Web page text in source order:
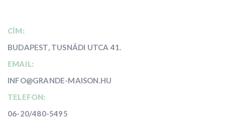
CÍM:
BUDAPEST, TUSNÁDI UTCA 41.
EMAIL:
INFO@GRANDE-MAISON.HU
TELEFON:
06-20/480-5495